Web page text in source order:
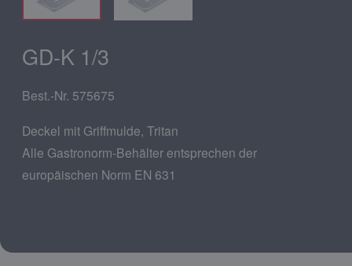
GD-K 1/3
Best.-Nr. 575675
Deckel mit Griffmulde, Tritan
Alle Gastronorm-Behälter entsprechen der
europäischen Norm EN 631